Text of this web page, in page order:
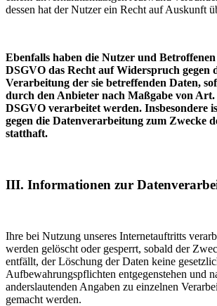
dessen hat der Nutzer ein Recht auf Auskunft
Ebenfalls haben die Nutzer und
DSGVO das Recht auf Widerspruch gegen
Verarbeitung der sie betreffenden Daten,
durch den Anbieter nach Maßgabe von Art.
DSGVO verarbeitet werden. Insbesondere
gegen die Datenverarbeitung zum Zwecke
statthaft.
III. Informationen zur
Ihre bei Nutzung unseres Internetauftritts
werden gelöscht oder gesperrt, sobald der
entfällt, der Löschung der Daten keine
Aufbewahrungspflichten entgegenstehen und
anderslautenden Angaben zu einzelnen
gemacht werden.